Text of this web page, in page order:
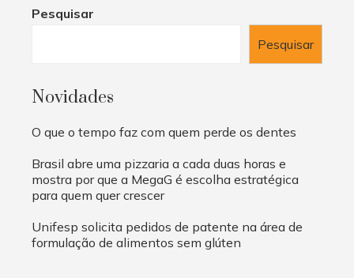
Pesquisar
Pesquisar
Novidades
O que o tempo faz com quem perde os dentes
Brasil abre uma pizzaria a cada duas horas e
mostra por que a MegaG é escolha estratégica
para quem quer crescer
Unifesp solicita pedidos de patente na área de
formulação de alimentos sem glúten